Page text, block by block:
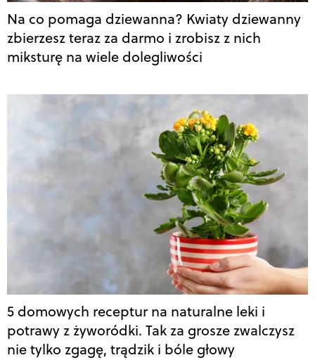
Na co pomaga dziewanna? Kwiaty dziewanny
zbierzesz teraz za darmo i zrobisz z nich
miksturę na wiele dolegliwości
5 domowych receptur na naturalne leki i
potrawy z żyworódki. Tak za grosze zwalczysz
nie tylko zgagę, trądzik i bóle głowy